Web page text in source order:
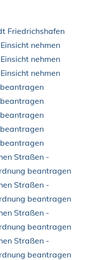
Friedrichshafen
nehmen
nehmen
nehmen
Straßen -
beantragen
Straßen -
beantragen
Straßen -
beantragen
Straßen -
beantragen